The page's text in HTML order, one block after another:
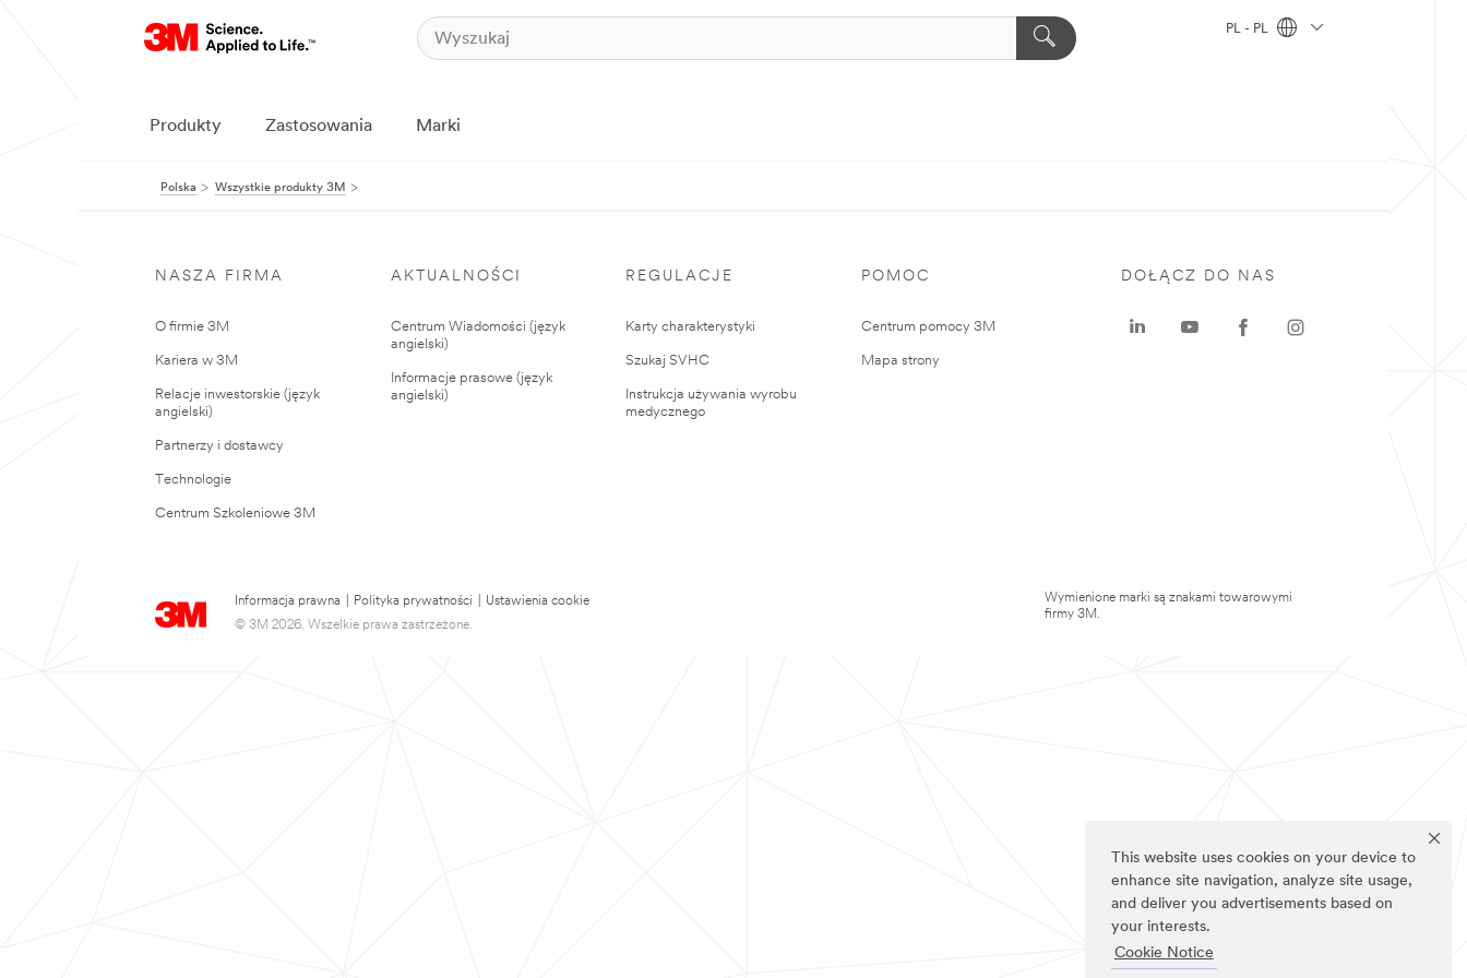
This website uses cookies on your device to
enhance site navigation, analyze site usage,
and deliver you advertisements based on
your interests.
Cookie Notice
PL - PL
Produkty Zastosowania Marki
Polska Wszystkie produkty 3M
NASZA FIRMA
O firmie 3M
Kariera w 3M
Relacje inwestorskie (język
angielski)
Partnerzy i dostawcy
Technologie
Centrum Szkoleniowe 3M
AKTUALNOŚCI
Centrum Wiadomości (język
angielski)
Informacje prasowe (język
angielski)
REGULACJE
Karty charakterystyki
Szukaj SVHC
Instrukcja używania wyrobu
medycznego
POMOC
Centrum pomocy 3M
Mapa strony
Informacja prawna Polityka prywatności
Ustawienia cookie
© 3M 2026. Wszelkie prawa zastrzeżone.
DOŁĄCZ DO NAS
Wymienione marki są znakami towarowymi
firmy 3M.